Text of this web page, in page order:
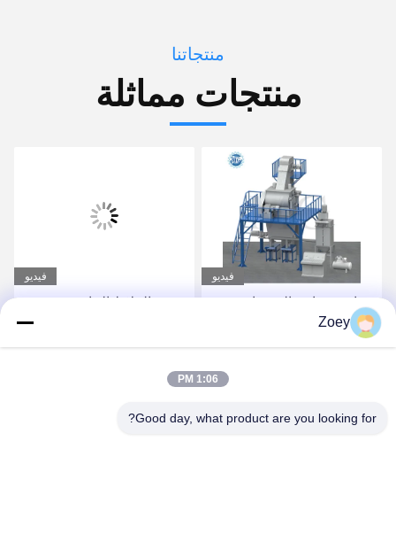
منتجاتنا
منتجات مماثلة
فيديو
صناعة صناعة الصمغات
فيديو
مصنع الملاط الجاف
لاصق البلاط والجص
Zoey
1:06 PM
Good day, what product are you looking for?